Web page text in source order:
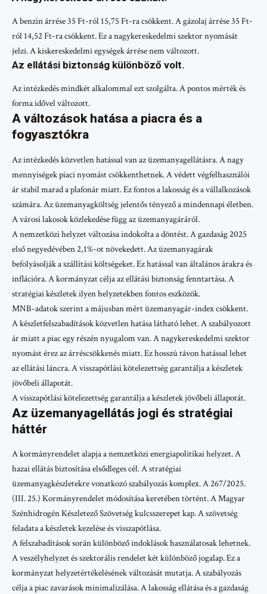
A benzin árrése 35 Ft-ról 15,75 Ft-ra csökkent. A gázolaj árrése 35 Ft-
ról 14,52 Ft-ra csökkent. Ez a nagykereskedelmi szektor nyomását
jelzi. A kiskereskedelmi egységek árrése nem változott.
Az ellátási biztonság különböző volt.
Az intézkedés mindkét alkalommal ezt szolgálta. A pontos mérték és
forma idővel változott.
A változások hatása a piacra és a
fogyasztókra
Az intézkedés közvetlen hatással van az üzemanyagellátásra. A nagy
mennyiségek piaci nyomást csökkenthetnek. A védett végfelhasználói
ár stabil marad a plafonár miatt. Ez fontos a lakosság és a vállalkozások
számára. Az üzemanyagköltség jelentős tényező a mindennapi életben.
A városi lakosok közlekedése függ az üzemanyagáráról.
A nemzetközi helyzet változása indokolta a döntést. A gazdaság 2025
első negyedévében 2,1%-ot növekedett. Az üzemanyagárak
befolyásolják a szállítási költségeket. Ez hatással van általános árakra és
inflációra. A kormányzat célja az ellátási biztonság fenntartása. A
stratégiai készletek ilyen helyzetekben fontos eszközök.
MNB-adatok szerint a májusban mért üzemanyagár-index csökkent.
A készletfelszabadítások közvetlen hatása látható lehet. A szabályozott
ár miatt a piac egy részén nyugalom van. A nagykereskedelmi szektor
nyomást érez az árréscsökkenés miatt. Ez hosszú távon hatással lehet
az ellátási láncra. A visszapótlási kötelezettség garantálja a készletek
jövőbeli állapotát.
A visszapótlási kötelezettség garantálja a készletek jövőbeli állapotát.
Az üzemanyagellátás jogi és stratégiai
háttér
A kormányrendelet alapja a nemzetközi energiapolitikai helyzet. A
hazai ellátás biztosítása elsődleges cél. A stratégiai
üzemanyagkészletekre vonatkozó szabályozás komplex. A 267/2025.
(III. 25.) Kormányrendelet módosítása keretében történt. A Magyar
Szénhidrogén Készletező Szövetség kulcsszerepet kap. A szövetség
feladata a készletek kezelése és visszapótlása.
A felszabadítások során különböző indoklások használatosak lehetnek.
A veszélyhelyzet és szektorális rendelet két különböző jogalap. Ez a
kormányzat helyzetértékelésének változását mutatja. A szabályozás
célja a piac zavarások minimalizálása. A lakosság ellátása és a gazdaság